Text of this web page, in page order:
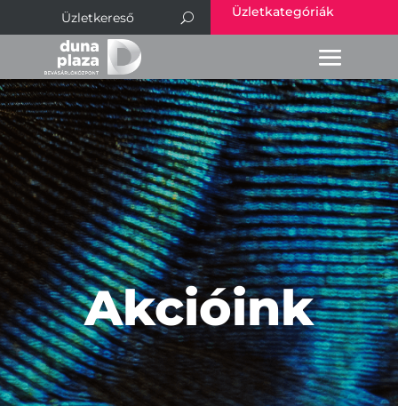
Üzletkategóriák
Akcióink